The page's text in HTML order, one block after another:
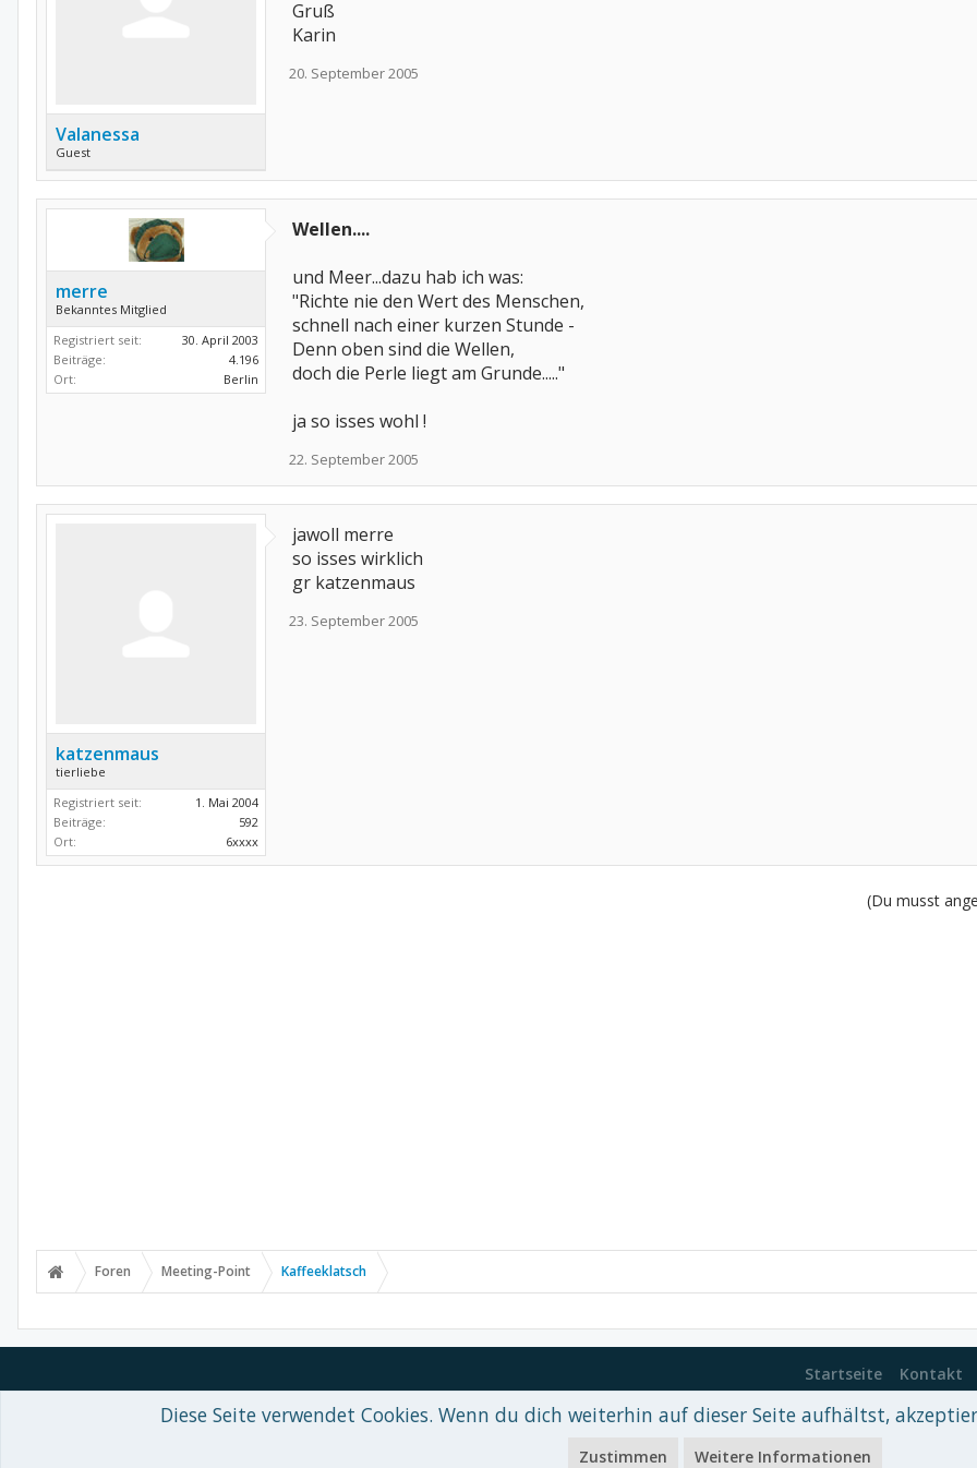
Valanessa
Guest
Gruß
Karin
20. September 2005
merre
Bekanntes Mitglied
Registriert seit:
30. April 2003
Beiträge:
4.196
Ort:
Berlin
Wellen....
und Meer...dazu hab ich was:
"Richte nie den Wert des Menschen,
schnell nach einer kurzen Stunde -
Denn oben sind die Wellen,
doch die Perle liegt am Grunde....."
ja so isses wohl !
22. September 2005
katzenmaus
tierliebe
Registriert seit:
1. Mai 2004
Beiträge:
592
Ort:
6xxxx
jawoll merre
so isses wirklich
gr katzenmaus
23. September 2005
(Du musst
Foren Meeting-Point Kaffeeklatsch
Startseite Kontakt
Forum software by XenForo™© 2010-2018 XenForo Ltd.-Deutsch von xenDach©2010-2017
Diese Seite verwendet Cookies. Wenn du dich weiterhin auf dieser Seite aufhältst,
Zustimmen Weitere Informationen